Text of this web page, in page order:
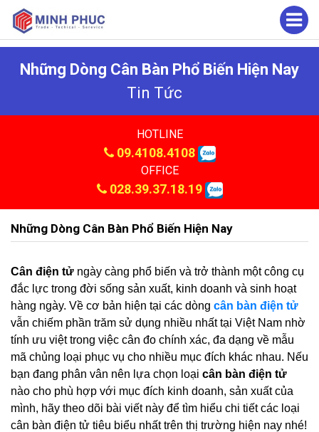
Những Dòng Cân Bàn Phổ Biến Hiện Nay
Tin Tức
HOTLINE
09.4108.4108
OFFICE
028.39.37.18.19
Những Dòng Cân Bàn Phổ Biến Hiện Nay
Cân điện tử ngày càng phổ biến và trở thành một công cụ
đắc lực trong đời sống sản xuất, kinh doanh và sinh hoạt
hàng ngày. Về cơ bản hiện tại các dòng cân bàn điện tử
vẫn chiếm phần trăm sử dụng nhiều nhất tại Việt Nam nhờ
tính ưu việt trong việc cân đo chính xác, đa dạng về mẫu
mã chủng loại phục vụ cho nhiều mục đích khác nhau. Nếu
bạn đang phân vân nên lựa chọn loại cân bàn điện tử
nào cho phù hợp với mục đích kinh doanh, sản xuất của
mình, hãy theo dõi bài viết này để tìm hiểu chi tiết các loại
cân bàn điện tử tiêu biểu nhất trên thị trường hiện nay nhé!